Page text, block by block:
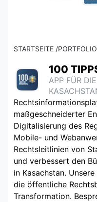
STARTSEITE /
100
APP FÜR
maßgeschneiderter
Digitalisierung des
Mobile- und
Rechtsleitlinien von
und verbessert den
in Kasachstan.
die öffentliche
Transformation.